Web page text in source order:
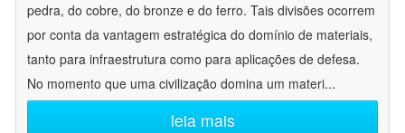
pedra, do cobre, do bronze e do ferro. Tais divisões ocorrem
por conta da vantagem estratégica do domínio de materiais,
tanto para infraestrutura como para aplicações de defesa.
No momento que uma civilização domina um materi...
leia mais